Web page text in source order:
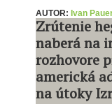
AUTOR: Ivan
Zrútenie
naberá na
rozhovore
americká
na útoky